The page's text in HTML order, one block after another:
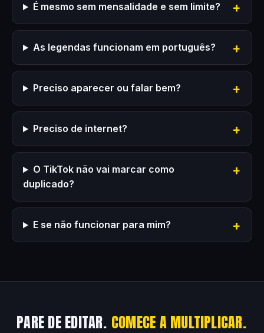
É mesmo sem mensalidade e sem limite?
As legendas funcionam em português?
Preciso aparecer ou falar bem?
Preciso de internet?
O TikTok não vai marcar como
duplicado?
E se não funcionar para mim?
PARE DE EDITAR. COMECE A MULTIPLICAR.